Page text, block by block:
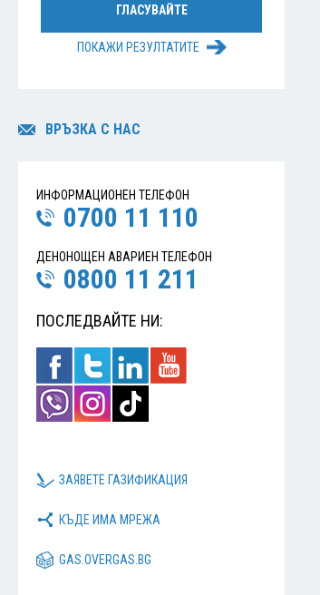
ПОКАЖИ РЕЗУЛТАТИТЕ
ВРЪЗКА С НАС
ИНФОРМАЦИОНЕН ТЕЛЕФОН
0700 11 110
ДЕНОНОЩЕН АВАРИЕН ТЕЛЕФОН
0800 11 211
ПОСЛЕДВАЙТЕ НИ:
ЗАЯВЕТЕ ГАЗИФИКАЦИЯ
КЪДЕ ИМА МРЕЖА
GAS.OVERGAS.BG